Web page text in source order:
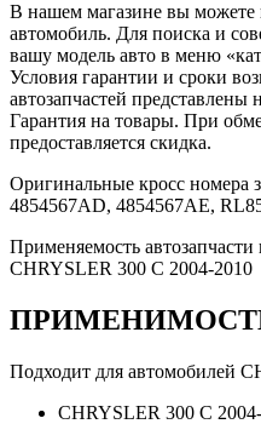
В нашем магазине вы можете
автомобиль. Для поиска и
вашу модель авто в меню
Условия гарантии и сроки
автозапчастей
Гарантия на товары. При
предоставляется скидка.
Оригинальные кросс номера
4854567AD, 4854567AE,
Применяемость
CHRYSLER 300 C 2004-2010
Подходит для автомобилей
CHRYSLER 300 C